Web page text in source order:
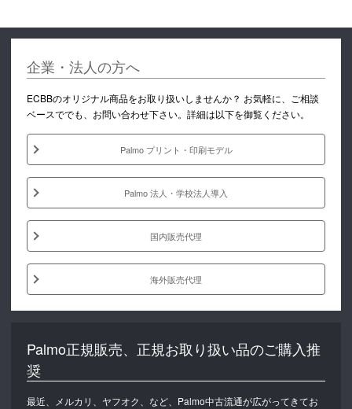
企業・法人の方へ
ECBBのオリジナル商品をお取り扱いしませんか？ お気軽に、ご相談
ベースででも、お問い合わせ下さい。詳細は以下を御覧ください。
Palmo プリント・印刷モデル
Palmo 法人・学校法人導入
国内販売代理
海外販売代理
Palmo正規販売、正規お取り扱い品のご購入推
奨
最近、メルカリ、ヤフオク、など、Palmo中古流通が広がってきてお